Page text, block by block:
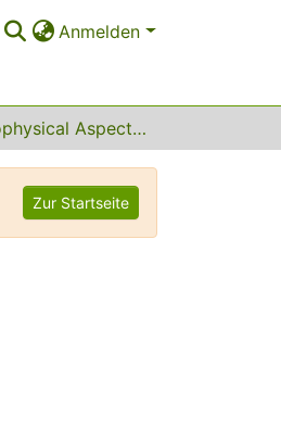
Anmelden
Bioastrophysical Aspects of Low Energy Ion Irradiation of Frozen Anthracene Containing Water
Zur Startseite